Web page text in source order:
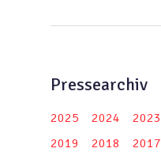
Pressearchiv
2025 2024 2023
2019
2018 2017